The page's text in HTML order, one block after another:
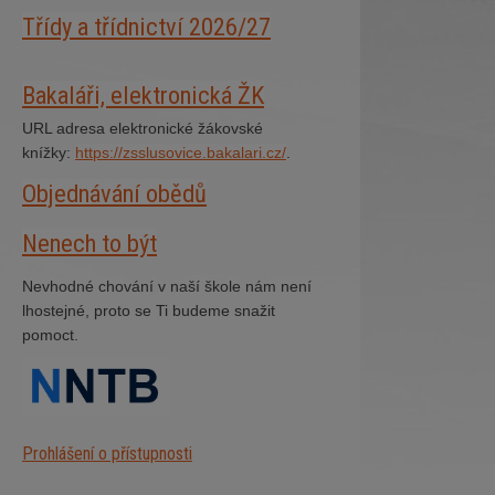
Třídy a třídnictví 2026/27
Bakaláři, elektronická ŽK
URL adresa elektronické žákovské
knížky: https://zsslusovice.bakalari.cz/
Objednávání obědů
Nenech to být
Nevhodné chování v naší škole nám není
lhostejné, proto se Ti budeme snažit
pomoct.
Prohlášení o přístupnosti